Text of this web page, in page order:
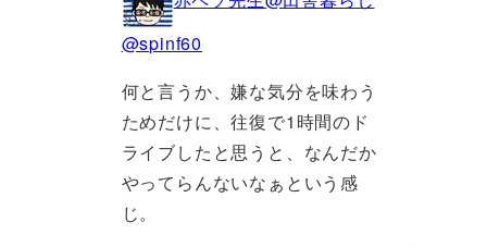
@spinf60
何と言うか、嫌な気分を味わう
ためだけに、往復で1時間のド
ライブしたと思うと、なんだか
やってらんないなぁという感
じ。